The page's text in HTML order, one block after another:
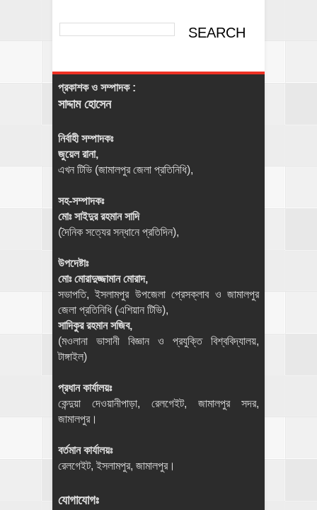
প্রকাশক ও সম্পাদক :
সাদ্দাম হোসেন
নির্বাহী সম্পাদকঃ
জুয়েল রানা,
এখন টিভি (জামালপুর জেলা প্রতিনিধি),
সহ-সম্পাদকঃ
মোঃ সাইদুর রহমান সাদি
(দৈনিক সত্যের সন্ধানে প্রতিদিন),
উপদেষ্টাঃ
মোঃ মোরাদুজ্জামান মোরাদ,
সভাপতি, ইসলামপুর উপজেলা প্রেসক্লাব ও জামালপুর
জেলা প্রতিনিধি (এশিয়ান টিভি),
সাদিকুর রহমান সজিব,
(মওলানা ভাসানী বিজ্ঞান ও প্রযুক্তি বিশ্ববিদ্যালয়,
টাঙ্গাইল)
প্রধান কার্যালয়ঃ
কেন্দুয়া দেওয়ানীপাড়া, রেলগেইট, জামালপুর সদর,
জামালপুর।
বর্তমান কার্যালয়ঃ
রেলগেইট, ইসলামপুর, জামালপুর।
যোগাযোগঃ